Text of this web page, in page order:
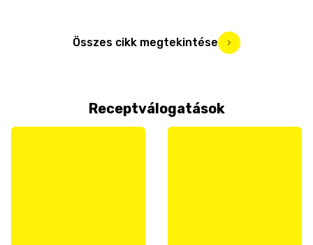
Összes cikk megtekintése
Receptválogatások